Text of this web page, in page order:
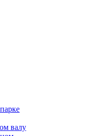
валу